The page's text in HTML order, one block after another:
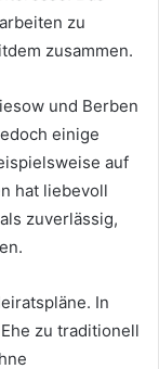
zu
zusammen.
und Berben
einige
auf
hat liebevoll
zuverlässig,
In
zu traditionell